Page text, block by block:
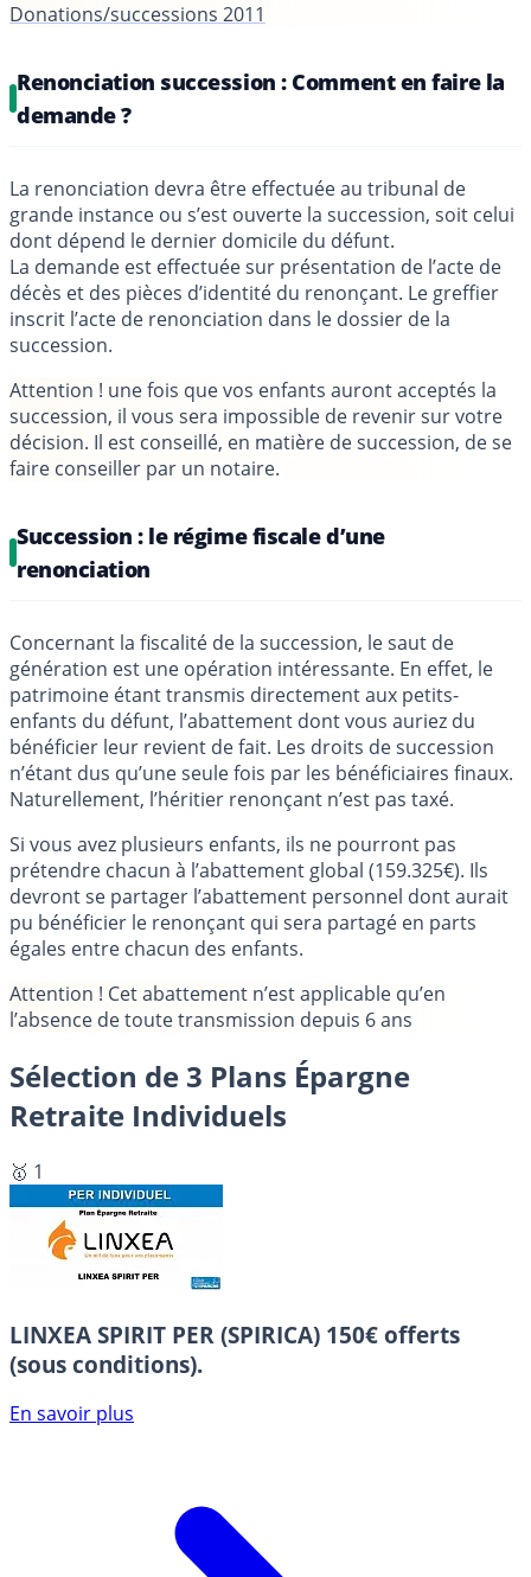
Donations/successions 2011
Renonciation succession : Comment en faire la
demande ?
La renonciation devra être effectuée au tribunal de
grande instance ou s’est ouverte la succession, soit celui
dont dépend le dernier domicile du défunt.
La demande est effectuée sur présentation de l’acte de
décès et des pièces d’identité du renonçant. Le greffier
inscrit l’acte de renonciation dans le dossier de la
succession.
Attention ! une fois que vos enfants auront acceptés la
succession, il vous sera impossible de revenir sur votre
décision. Il est conseillé, en matière de succession, de se
faire conseiller par un notaire.
Succession : le régime fiscale d’une
renonciation
Concernant la fiscalité de la succession, le saut de
génération est une opération intéressante. En effet, le
patrimoine étant transmis directement aux petits-
enfants du défunt, l’abattement dont vous auriez du
bénéficier leur revient de fait. Les droits de succession
n’étant dus qu’une seule fois par les bénéficiaires finaux.
Naturellement, l’héritier renonçant n’est pas taxé.
Si vous avez plusieurs enfants, ils ne pourront pas
prétendre chacun à l’abattement global (159.325€). Ils
devront se partager l’abattement personnel dont aurait
pu bénéficier le renonçant qui sera partagé en parts
égales entre chacun des enfants.
Attention ! Cet abattement n’est applicable qu’en
l’absence de toute transmission depuis 6 ans
Sélection de 3 Plans Épargne
Retraite Individuels
🥇 1
LINXEA SPIRIT PER (SPIRICA) 150€ offerts
(sous conditions).
En savoir plus